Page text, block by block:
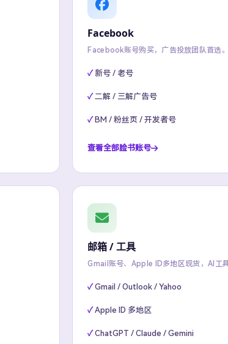
Facebook
Facebook账号购买，广告投放团队首选。
新号 / 老号
二解 / 三解广告号
BM / 粉丝页 / 开发者号
查看全部脸书账号
邮箱 / 工具
Gmail账号、Apple ID多地区现货，AI工
Gmail / Outlook / Yahoo
Apple ID 多地区
ChatGPT / Claude / Gemini